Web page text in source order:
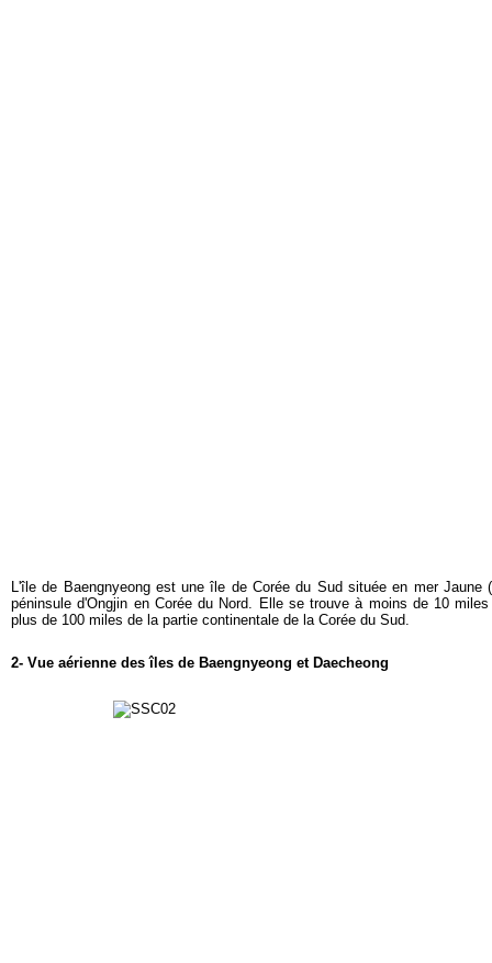
L'île de Baengnyeong est une île de Corée du Sud située en mer Jaune
péninsule d'Ongjin en Corée du Nord. Elle se trouve à moins de 10
plus de 100 miles de la partie continentale de la Corée du Sud.
2- Vue aérienne des îles de Baengnyeong et Daecheong